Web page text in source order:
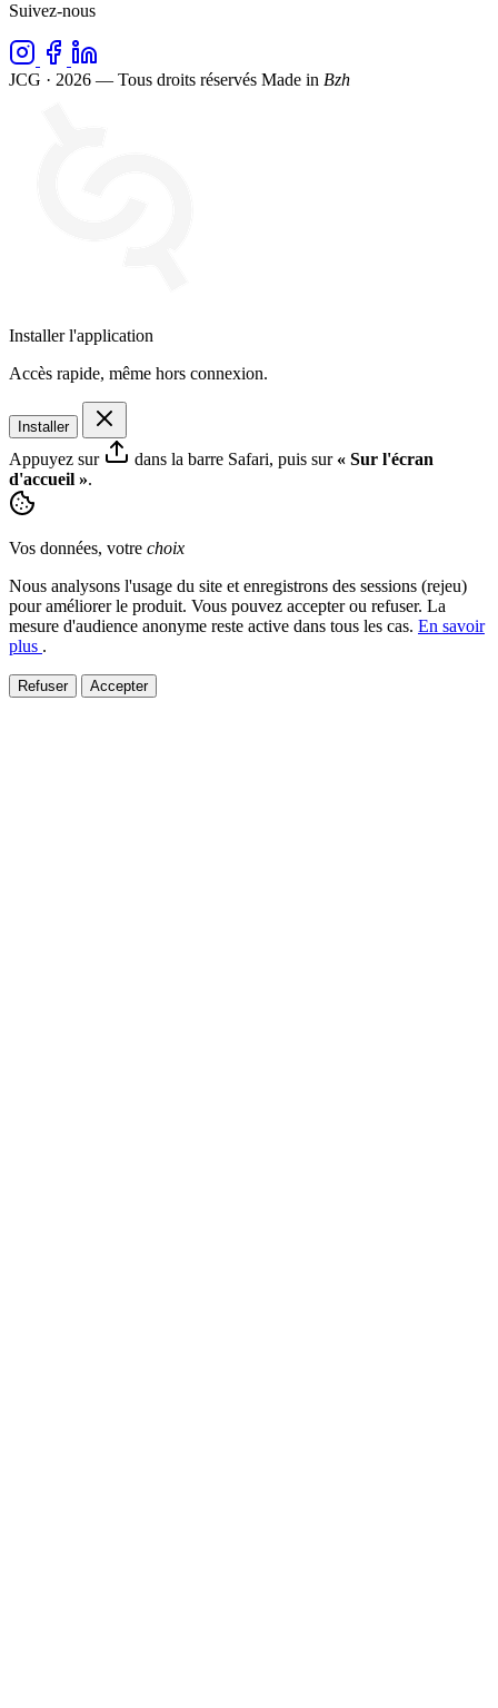
Suivez-nous
JCG · 2026 — Tous droits réservés Made in Bzh
Installer l'application
Accès rapide, même hors connexion.
Installer
Appuyez sur dans la barre Safari, puis sur « Sur l'écran
d'accueil ».
Vos données, votre choix
Nous analysons l'usage du site et enregistrons des sessions (rejeu)
pour améliorer le produit. Vous pouvez accepter ou refuser. La
mesure d'audience anonyme reste active dans tous les cas. En savoir
plus .
Refuser Accepter